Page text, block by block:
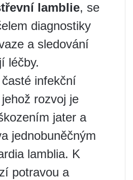
lamblie, se
diagnostiky
a sledování
léčby.
časté infekční
rozvoj je
jater a
jednobuněčným
lamblia. K
potravou a